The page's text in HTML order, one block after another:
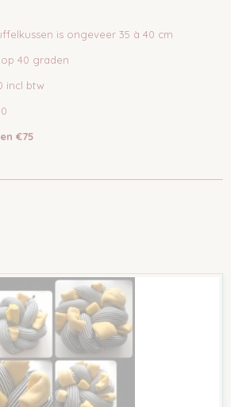
is ongeveer 35 à 40 cm
40 graden
incl btw
€75